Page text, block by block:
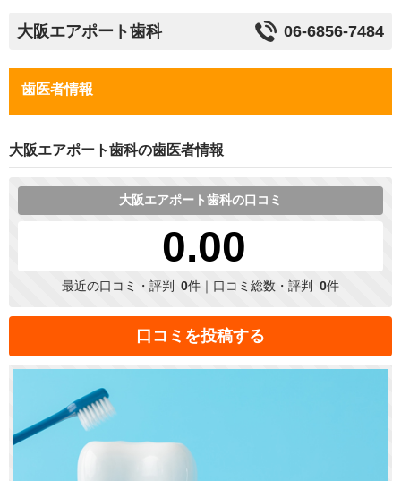
大阪エアポート歯科 06-6856-7484
歯医者情報
大阪エアポート歯科の歯医者情報
大阪エアポート歯科の口コミ
0.00
最近の口コミ・評判 0件｜口コミ総数・評判 0件
口コミを投稿する